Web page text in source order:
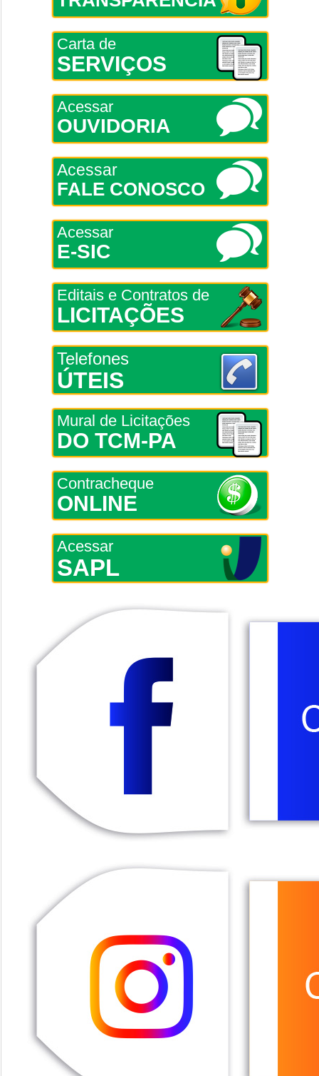
Carta de
SERVIÇOS
Acessar
OUVIDORIA
Acessar
FALE CONOSCO
Acessar
E-SIC
Editais e Contratos de
LICITAÇÕES
Telefones
ÚTEIS
Mural de Licitações
DO TCM-PA
Contracheque
ONLINE
Acessar
SAPL